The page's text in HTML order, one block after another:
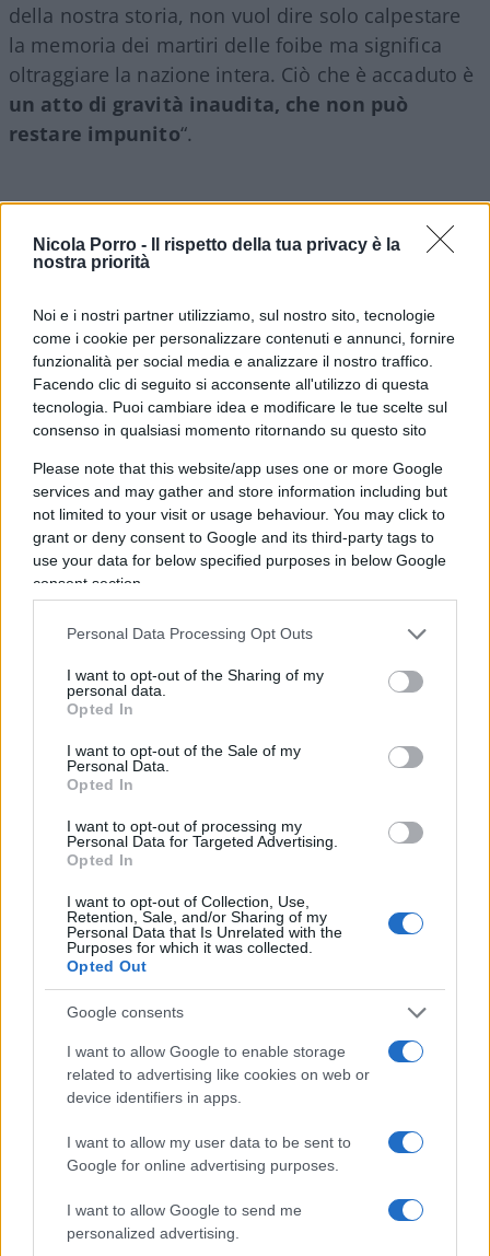
Nicola Porro -
Il rispetto della tua privacy è la
nostra priorità
Noi e i nostri partner utilizziamo, sul nostro sito, tecnologie
come i cookie per personalizzare contenuti e annunci, fornire
funzionalità per social media e analizzare il nostro traffico.
Facendo clic di seguito si acconsente all'utilizzo di questa
tecnologia. Puoi cambiare idea e modificare le tue scelte sul
consenso in qualsiasi momento ritornando su questo sito
Please note that this website/app uses one or more Google
services and may gather and store information including but
not limited to your visit or usage behaviour. You may click to
grant or deny consent to Google and its third-party tags to
use your data for below specified purposes in below Google
consent section.
Personal Data Processing Opt Outs
I want to opt-out of the Sharing of my
personal data.
Opted In
I want to opt-out of the Sale of my
Personal Data.
Opted In
I want to opt-out of processing my
Personal Data for Targeted Advertising.
Opted In
I want to opt-out of Collection, Use,
Retention, Sale, and/or Sharing of my
Personal Data that Is Unrelated with the
Purposes for which it was collected.
Opted Out
Google consents
I want to allow Google to enable storage
related to advertising like cookies on web or
device identifiers in apps.
I want to allow my user data to be sent to
Google for online advertising purposes.
I want to allow Google to send me
personalized advertising.
della nostra storia, non vuol dire solo calpestare
la memoria dei martiri delle foibe ma significa
oltraggiare la nazione intera. Ciò che è accaduto è
un atto di gravità inaudita, che non può
restare impunito“.
Meloni sulle Foibe
La vandalizzazione non può restare impunita, ha
ragione la Meloni. Il perchè è semplice: questo
alla memoria e al dolore di un intero popolo
un modo per riaprire con violenza delle ferite mai
completamente rimarginate. Anche perchè non è
la prima volta che lapidi, luoghi e monumenti che
ricordano il massacro delle foibe vengono
oltraggiati. L’obiettivo di questi estremisti è
che non sia mai esistito. Ma episodi di questo tipo
non fanno che rinnovare la tragedia accaduta e
spingere chi ha vissuto quel dolore a raccontare la
verità. I diffusori della menzogna contano meno di
questo a spaventare.
La condanna del centrodestra è perentoria e per
fortuna anche qualche esponente di sinistra, a
partire da Piero Fassino, ha denunciato l’accaduto
con fermezza. Purtroppo sarà necessario fare
ancora i conti con episodi di questo tipo. Anche
perché lacensuraè sempre dietro l’angolo. Ne sa
qualcosa il senatore di FdI
relatore della legge 92/2004 che ha istituito il
Giorno del Ricordo avrebbe dovuto essere
presente ad un incontro sulle Foibe all’istituto
superiore cine-tv Rossellini di Roma. Avrebbe